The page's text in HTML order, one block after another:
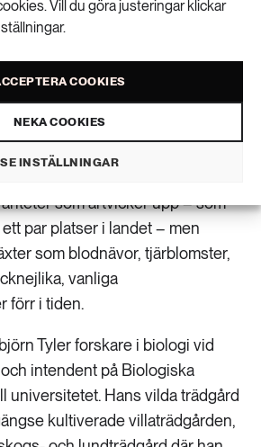
Vill du göra justeringar klickar
COOKIES
NEKA COOKIES
SE INSTÄLLNINGAR
Tylers
i norra Skåne blommar
aklejor och en rad andra vilda
har fortfarande lite kvar
lyser vita.
som ärtvicker upp – som
par platser i landet – men
som blodnävor, tjärblomster,
vanliga
förr i tiden.
Tyler forskare i biologi vid
intendent på Biologiska
universitetet. Hans vilda trädgård
kultiverade villaträdgården,